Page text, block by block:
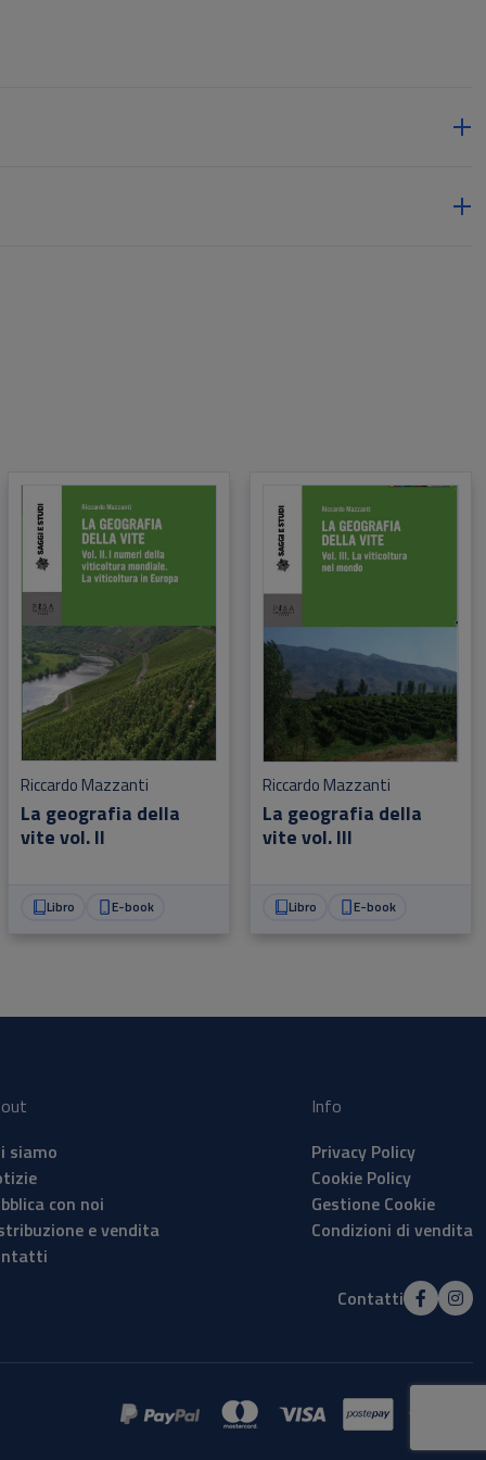
La geografia della
vite vol. II
Riccardo Mazzanti
Libro E-book
La geografia della
vite vol. III
Riccardo Mazzanti
Libro E-book
siamo
con noi
e vendita
Info
Privacy Policy
Cookie Policy
Gestione Cookie
Condizioni di vendita
Contatti